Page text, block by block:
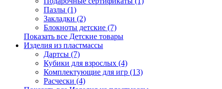
Пазлы (1)
Закладки (2)
Блокноты детские (7)
Показать все Детские товары
Изделия из пластмассы
Дартсы (7)
Кубики для взрослых (4)
Комплектующие для игр (13)
Расчески (4)